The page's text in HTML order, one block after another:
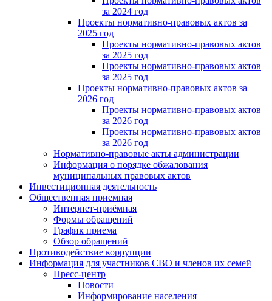
за 2024 год
Проекты нормативно-правовых актов за
2025 год
Проекты нормативно-правовых актов
за 2025 год
Проекты нормативно-правовых актов
за 2025 год
Проекты нормативно-правовых актов за
2026 год
Проекты нормативно-правовых актов
за 2026 год
Проекты нормативно-правовых актов
за 2026 год
Нормативно-правовые акты администрации
Информация о порядке обжалования
муниципальных правовых актов
Инвестиционная деятельность
Общественная приемная
Интернет-приёмная
Формы обращений
График приема
Обзор обращений
Противодействие коррупции
Информация для участников СВО и членов их семей
Пресс-центр
Новости
Информирование населения